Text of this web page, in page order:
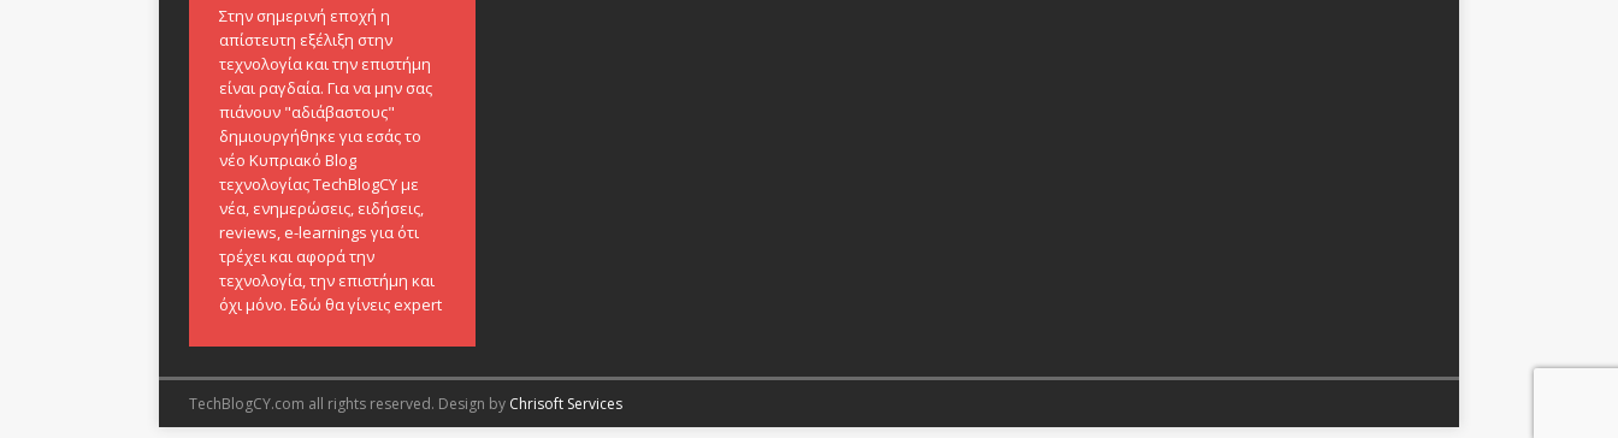
Στην σημερινή εποχή η
απίστευτη εξέλιξη στην
τεχνολογία και την επιστήμη
είναι ραγδαία. Για να μην σας
πιάνουν "αδιάβαστους"
δημιουργήθηκε για εσάς το
νέο Κυπριακό Blog
τεχνολογίας TechBlogCY με
νέα, ενημερώσεις, ειδήσεις,
reviews, e-learnings για ότι
τρέχει και αφορά την
τεχνολογία, την επιστήμη και
όχι μόνο. Εδώ θα γίνεις expert
TechBlogCY.com all rights reserved. Design by Chrisoft Services